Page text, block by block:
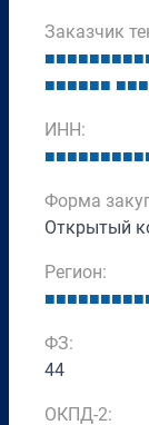
Заказчик
■■■■■■■■■
■■■■■■ ■■■
ИНН:
■■■■■■■■■
Форма
Открытый
Регион:
■■■■■■■■■
ФЗ:
44
ОКПД-2: